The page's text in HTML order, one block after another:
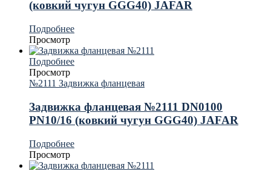
(ковкий чугун GGG40) JAFAR
Подробнее
Просмотр
Подробнее
Просмотр
№2111 Задвижка фланцевая
Задвижка фланцевая №2111 DN0100
PN10/16 (ковкий чугун GGG40) JAFAR
Подробнее
Просмотр